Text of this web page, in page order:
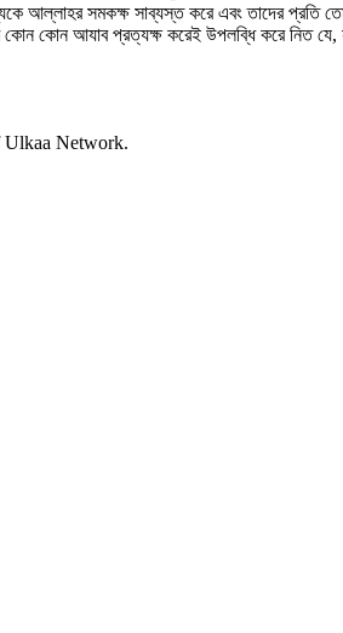
আল্লাহর সমকক্ষ সাব্যস্ত করে এবং তাদের প্রতি
কোন কোন আযাব প্রত্যক্ষ করেই উপলব্ধি করে নিত
Ulkaa Network.